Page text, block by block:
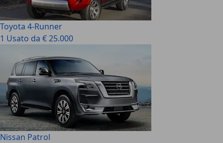
Toyota 4-Runner
1 Usato da € 25.000
Nissan Patrol